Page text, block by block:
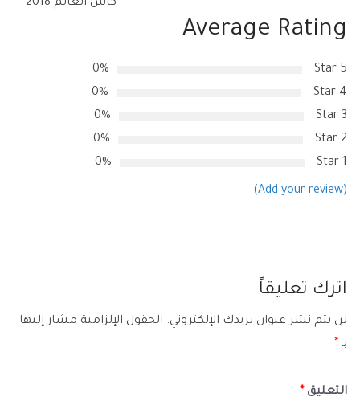
كأس العالم 2018
Average Rating
5 Star
0%
4 Star
0%
3 Star
0%
2 Star
0%
1 Star
0%
(Add your review)
اترك تعليقاً
لن يتم نشر عنوان بريدك الإلكتروني. الحقول الإلزامية مشار إليها
بـ *
التعليق *